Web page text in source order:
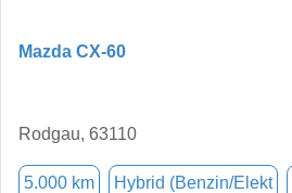
Mazda CX-60
Rodgau, 63110
5.000 km Hybrid (Benzin/Elekt